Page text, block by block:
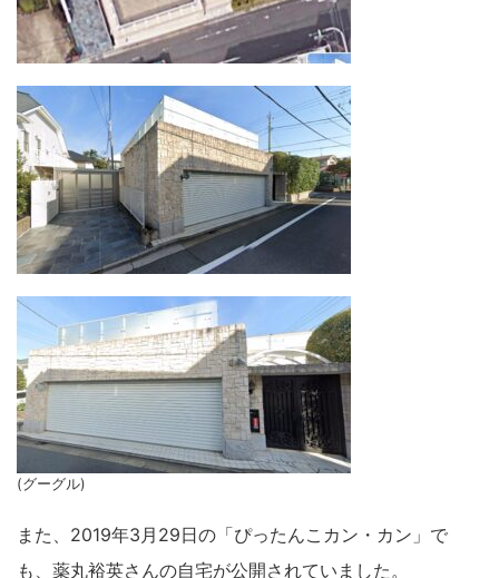
(グーグル)
また、2019年3月29日の「ぴったんこカン・カン」で
も、薬丸裕英さんの自宅が公開されていました。